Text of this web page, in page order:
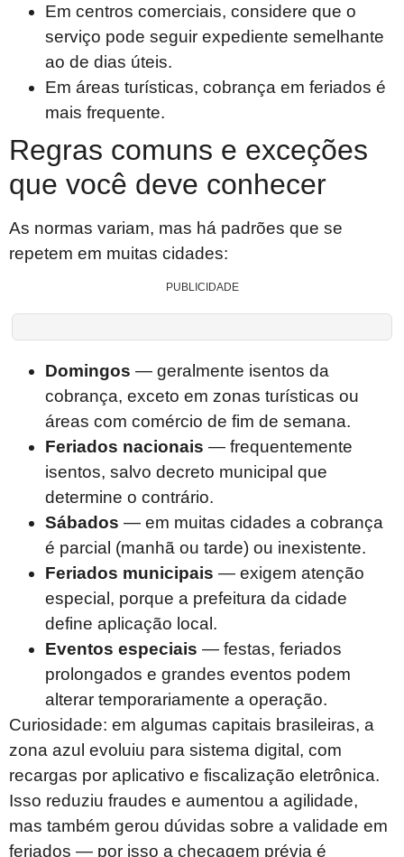
Em centros comerciais, considere que o
serviço pode seguir expediente semelhante
ao de dias úteis.
Em áreas turísticas, cobrança em feriados é
mais frequente.
Regras comuns e exceções
que você deve conhecer
As normas variam, mas há padrões que se
repetem em muitas cidades:
PUBLICIDADE
Domingos — geralmente isentos da
cobrança, exceto em zonas turísticas ou
áreas com comércio de fim de semana.
Feriados nacionais — frequentemente
isentos, salvo decreto municipal que
determine o contrário.
Sábados — em muitas cidades a cobrança
é parcial (manhã ou tarde) ou inexistente.
Feriados municipais — exigem atenção
especial, porque a prefeitura da cidade
define aplicação local.
Eventos especiais — festas, feriados
prolongados e grandes eventos podem
alterar temporariamente a operação.
Curiosidade: em algumas capitais brasileiras, a
zona azul evoluiu para sistema digital, com
recargas por aplicativo e fiscalização eletrônica.
Isso reduziu fraudes e aumentou a agilidade,
mas também gerou dúvidas sobre a validade em
feriados — por isso a checagem prévia é